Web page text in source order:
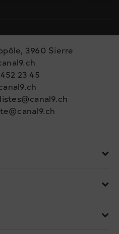
3960 Sierre
23 45